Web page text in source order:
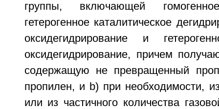
группы, включающей
гетерогенное каталитическое
оксидегидрирование и
оксидегидрирование, причем
содержащую не превращенный
пропилен, и b) при необходимости,
или из частичного количества